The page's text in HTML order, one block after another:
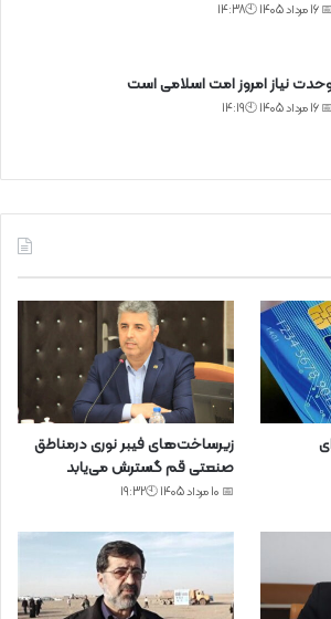
📅 16 مرداد 1405 🕙14:38
نیاز امروز امت اسلامی است
📅 16 مرداد 1405 🕙14:19
زیرساخت‌های فیبر نوری درمناطق
صنعتی قم گسترش می‌یابد
📅 10 مرداد 1405 🕙19:32